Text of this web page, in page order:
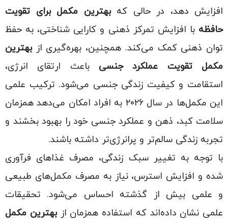
افزایش دهد، در حالی کهبهترین مکمل برای تقویت
حافظه با افزایش تمرکز ذهنی و کارایی شناختی، به حفظ
توان ذهنی کمک می‌کند. همچنین، بهره‌گیری ازبهترین
مکمل تقویت عملکرد جنسی باعث ارتقای انرژی،
استقامت و کیفیت زندگی جنسی می‌شود. ترکیب علمی
این مکمل‌ها در سال ۲۰۲۶ به افراد امکان می‌دهد همزمان
سلامت کبد، ذهن و عملکرد جنسی خود را بهبود بخشند و
تجربه زندگی سالم‌تر و پرانرژی‌تر داشته باشند.
با توجه به تغییر سبک زندگی، مصرف غذاهای فرآوری
شده و افزایش استرس، نیاز به مصرف مکمل‌های طبیعی
و علمی بیش از گذشته احساس می‌شود. تحقیقات
علمی نشان داده‌اند که استفاده همزمان ازبهترین مکمل